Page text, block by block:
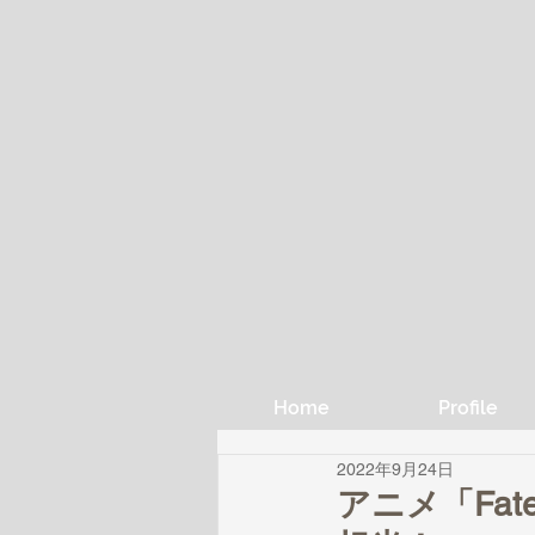
Home Profile
アニメ「
2022年9月24日